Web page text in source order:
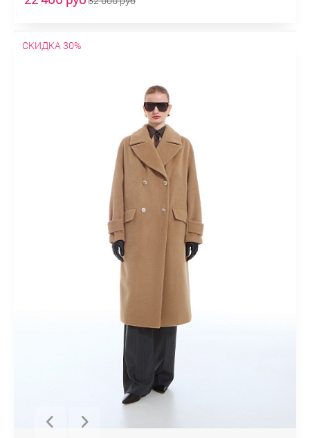
СКИДКА 30%